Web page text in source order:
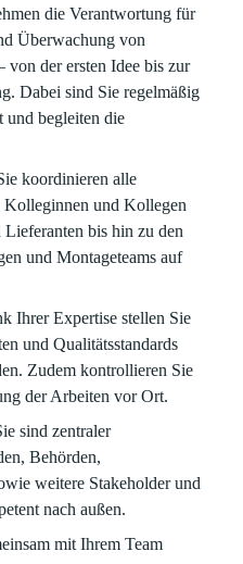
die Verantwortung für
Überwachung von
von der ersten Idee bis zur
Dabei sind Sie regelmäßig
und begleiten die
koordinieren alle
und Kollegen
bis hin zu den
und Montageteams auf
Ihrer Expertise stellen Sie
und Qualitätsstandards
Zudem kontrollieren Sie
der Arbeiten vor Ort.
sind zentraler
Behörden,
weitere Stakeholder und
nach außen.
mit Ihrem Team